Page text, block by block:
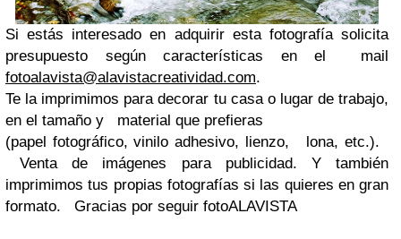
Si estás interesado en adquirir esta fotografía solicita
presupuesto según características en el
mail
fotoalavista@alavistacreatividad.com.
Te la imprimimos para decorar tu casa o lugar de trabajo,
en el tamaño y material que prefieras
(papel fotográfico, vinilo adhesivo, lienzo, lona, etc.).
Venta de imágenes para publicidad. Ytambién
imprimimos tus propias fotografías si las quieres en gran
formato. Gracias por seguir fotoALAVISTA